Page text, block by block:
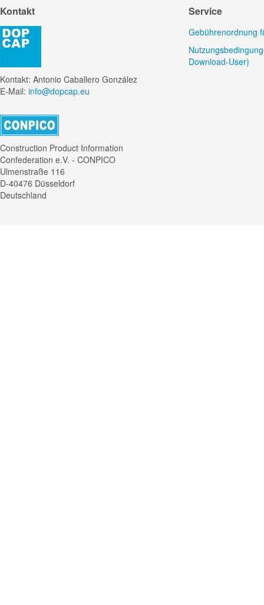
Kontakt
Kontakt: Antonio Caballero González
E-Mail: info@dopcap.eu
Construction Product Information
Confederation e.V. - CONPICO
Ulmenstraße 116
D-40476 Düsseldorf
Deutschland
Service
Gebührenordnung
Download-User)